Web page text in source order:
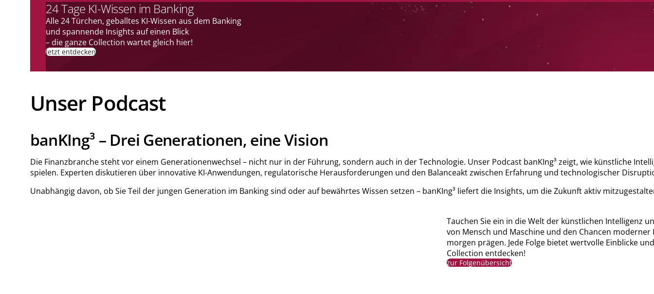
24 Tage KI-Wissen im Banking
Alle 24 Türchen, geballtes KI-Wissen aus dem Banking
und spannende Insights auf einen Blick
– die ganze Collection wartet gleich hier!
Jetzt entdecken
Unser Podcast
banKIng³ – Drei Generationen, eine Vision
Die Finanzbranche steht vor einem Generationenwechsel – nicht nur in der Führung, sondern auch in der Technologie. Unser Podcast banKIng³ zeigt, wie künstliche
spielen. Experten diskutieren über innovative KI-Anwendungen, regulatorische Herausforderungen und den Balanceakt zwischen Erfahrung und technologischer
Unabhängig davon, ob Sie Teil der jungen Generation im Banking sind oder auf bewährtes Wissen setzen – banKIng³ liefert die Insights, um die Zukunft aktiv
Tauchen Sie ein in die Welt der künstlichen Intelligenz
von Mensch und Maschine und den Chancen
morgen prägen. Jede Folge bietet wertvolle Einblicke
Collection entdecken!
zur Folgenübersicht